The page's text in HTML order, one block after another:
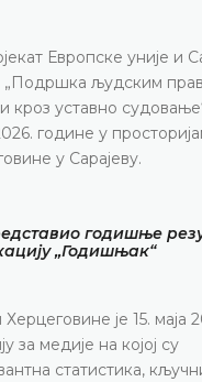
Европске уније и
„Подршка људским
кроз уставно
године у
у Сарајеву.
годишње
„Годишњак“
је 15. маја
за медије на којој су
статистика,